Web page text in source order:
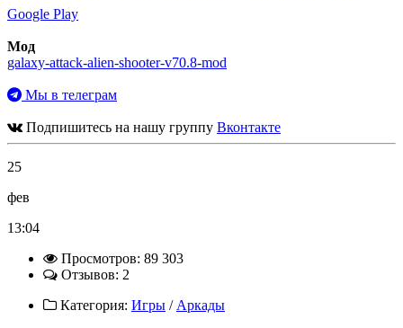
Google Play
Мод
galaxy-attack-alien-shooter-v70.8-mod
Мы в телеграм
Подпишитесь на нашу группу Вконтакте
25
фев
13:04
Просмотров: 89 303
Отзывов: 2
Категория: Игры / Аркады